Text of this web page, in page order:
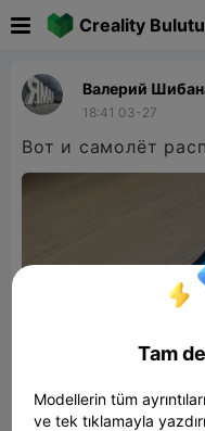
Creality Bulutu
Валерий
18:41 03-27
Вот и самолёт
Tam
Modellerin tüm
ve tek tıklamayla